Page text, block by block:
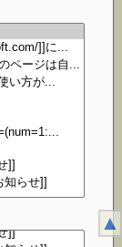
▲